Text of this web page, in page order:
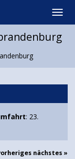
: 23.
nächstes »